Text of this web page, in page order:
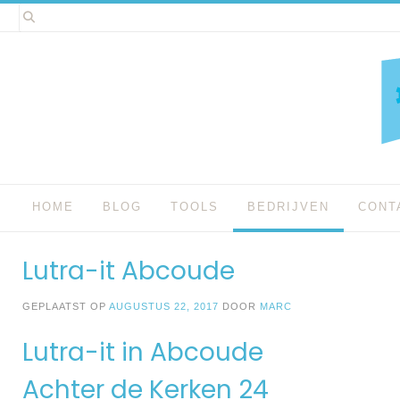
Spring
naar
HOME BLOG TOOLS BEDRIJVEN
Lutra-it Abcoude
GEPLAATST OP AUGUSTUS 22, 2017 DOOR MARC
Lutra-it in Abcoude
Achter de Kerken 24